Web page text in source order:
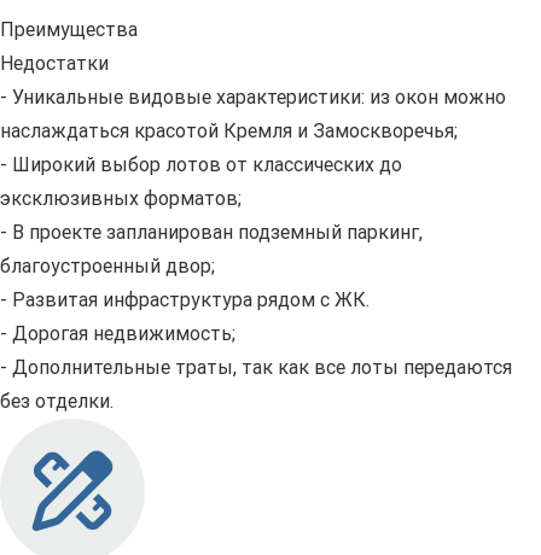
Преимущества
Недостатки
- Уникальные видовые характеристики: из окон можно
наслаждаться красотой Кремля и Замоскворечья;
- Широкий выбор лотов от классических до
эксклюзивных форматов;
- В проекте запланирован подземный паркинг,
благоустроенный двор;
- Развитая инфраструктура рядом с ЖК.
- Дорогая недвижимость;
- Дополнительные траты, так как все лоты передаются
без отделки.